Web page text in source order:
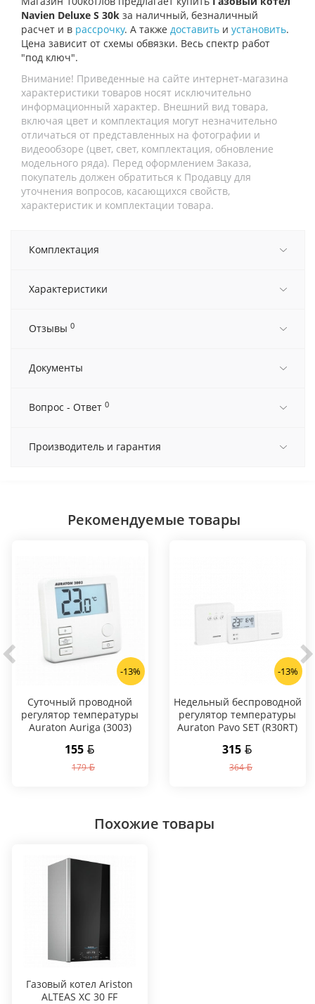
Navien Deluxe S 30k за наличный, безналичный
расчет и в рассрочку. А также доставить и установить.
Цена зависит от схемы обвязки. Весь спектр работ
"под ключ".
Внимание! Приведенные на сайте интернет-магазина
характеристики товаров носят исключительно
информационный характер. Внешний вид товара,
включая цвет и комплектация могут незначительно
отличаться от представленных на фотографии и
видеообзоре (цвет, свет, комплектация, обновление
модельного ряда). Перед оформлением Заказа,
покупатель должен обратиться к Продавцу для
уточнения вопросов, касающихся свойств,
характеристик и комплектации товара.
Комплектация
Характеристики
Отзывы 0
Документы
Вопрос - Ответ 0
Производитель и гарантия
Рекомендуемые товары
-13%
Суточный проводной
регулятор температуры
Auraton Auriga (3003)
155
179
-13%
Hедельный беспроводной
регулятор температуры
Auraton Pavo SET (R30RT)
315
364
Похожие товары
Газовый котел Ariston
ALTEAS XC 30 FF